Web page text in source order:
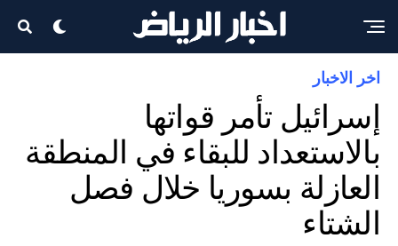
اخر الاخبار
إسرائيل تأمر قواتها
بالاستعداد للبقاء في المنطقة
العازلة بسوريا خلال فصل
الشتاء